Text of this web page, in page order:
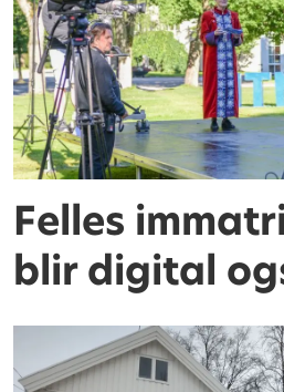
Felles
blir digital